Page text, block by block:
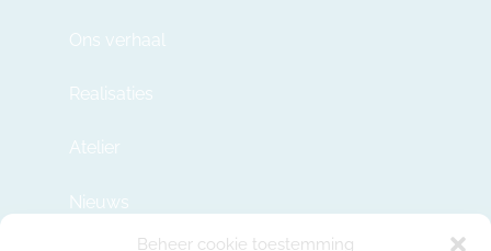
Beheer cookie toestemming
Ons verhaal
Realisaties
Atelier
Nieuws